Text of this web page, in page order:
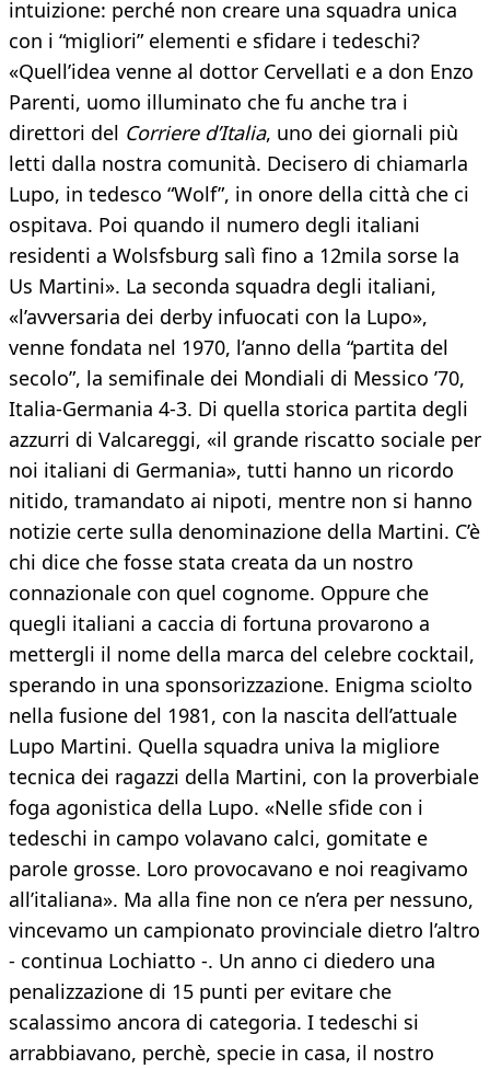
intuizione: perché non creare una squadra unica
con i “migliori” elementi e sfidare i tedeschi?
«Quell’idea venne al dottor Cervellati e a don Enzo
Parenti, uomo illuminato che fu anche tra i
direttori del Corriere d’Italia, uno dei giornali più
letti dalla nostra comunità. Decisero di chiamarla
Lupo, in tedesco “Wolf”, in onore della città che ci
ospitava. Poi quando il numero degli italiani
residenti a Wolsfsburg salì fino a 12mila sorse la
Us Martini». La seconda squadra degli italiani,
«l’avversaria dei derby infuocati con la Lupo»,
venne fondata nel 1970, l’anno della “partita del
secolo”, la semifinale dei Mondiali di Messico ’70,
Italia-Germania 4-3. Di quella storica partita degli
azzurri di Valcareggi, «il grande riscatto sociale per
noi italiani di Germania», tutti hanno un ricordo
nitido, tramandato ai nipoti, mentre non si hanno
notizie certe sulla denominazione della Martini. C’è
chi dice che fosse stata creata da un nostro
connazionale con quel cognome. Oppure che
quegli italiani a caccia di fortuna provarono a
mettergli il nome della marca del celebre cocktail,
sperando in una sponsorizzazione. Enigma sciolto
nella fusione del 1981, con la nascita dell’attuale
Lupo Martini. Quella squadra univa la migliore
tecnica dei ragazzi della Martini, con la proverbiale
foga agonistica della Lupo. «Nelle sfide con i
tedeschi in campo volavano calci, gomitate e
parole grosse. Loro provocavano e noi reagivamo
all’italiana». Ma alla fine non ce n’era per nessuno,
vincevamo un campionato provinciale dietro l’altro
- continua Lochiatto -. Un anno ci diedero una
penalizzazione di 15 punti per evitare che
scalassimo ancora di categoria. I tedeschi si
arrabbiavano, perchè, specie in casa, il nostro